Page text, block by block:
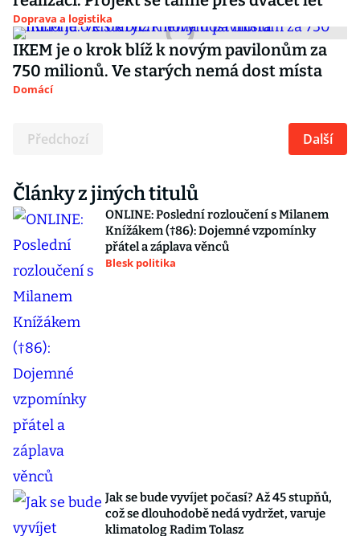
Doprava a logistika
IKEM je o krok blíž k novým pavilonům za
750 milionů. Ve starých nemá dost místa
Domácí
Předchozí Další
Články z jiných titulů
ONLINE: Poslední rozloučení s Milanem
Knížákem (†86): Dojemné vzpomínky
přátel a záplava věnců
Blesk politika
Jak se bude vyvíjet počasí? Až 45 stupňů,
což se dlouhodobě nedá vydržet, varuje
klimatolog Radim Tolasz